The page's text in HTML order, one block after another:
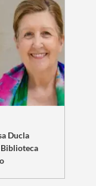
Ducla
Biblioteca